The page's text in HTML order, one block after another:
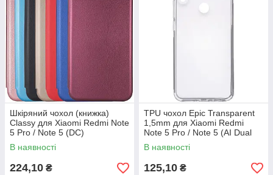
Шкіряний чохол (книжка)
Classy для Xiaomi Redmi Note
5 Pro / Note 5 (DC)
В наявності
224,10 ₴
TPU чохол Epic Transparent
1,5mm для Xiaomi Redmi
Note 5 Pro / Note 5 (AI Dual
Camera)
В наявності
125,10 ₴